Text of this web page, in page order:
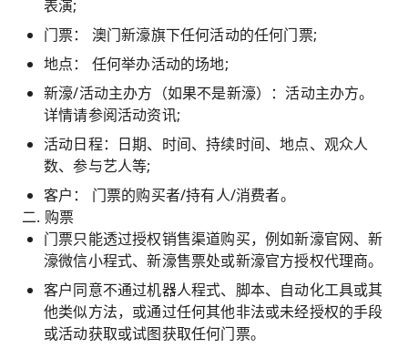
表演;
门票： 澳门新濠旗下任何活动的任何门票;
地点： 任何举办活动的场地;
新濠/活动主办方（如果不是新濠）：活动主办方。
详情请参阅活动资讯;
活动日程：日期、时间、持续时间、地点、观众人
数、参与艺人等;
客户： 门票的购买者/持有人/消费者。
二. 购票
门票只能透过授权销售渠道购买，例如新濠官网、新
濠微信小程式、新濠售票处或新濠官方授权代理商。
客户同意不通过机器人程式、脚本、自动化工具或其
他类似方法，或通过任何其他非法或未经授权的手段
或活动获取或试图获取任何门票。